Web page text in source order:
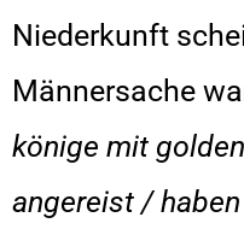
Niederkunft
Männersache
könige mit
angereist /